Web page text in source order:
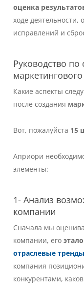
оценка
ходе деятельности,
исправлений и
Руководство по
Какие аспекты
после создания
Вот, пожалуйста 15
Априори
элементы:
1- Анализ
компании
Сначала мы
компании, его
отраслевые тренды
компания
конкурентами,